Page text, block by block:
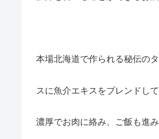
本場北海道で作られる秘伝の
スに魚介エキスをブレンドし
濃厚でお肉に絡み、ご飯も進み